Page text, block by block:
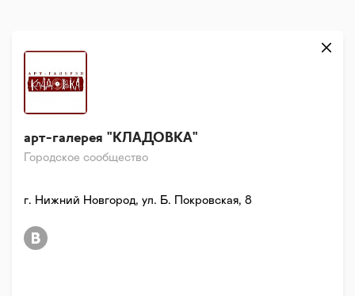
Городское сообщество
арт-галерея "КЛАДОВКА"
г. Нижний Новгород, ул. Б. Покровская, 8